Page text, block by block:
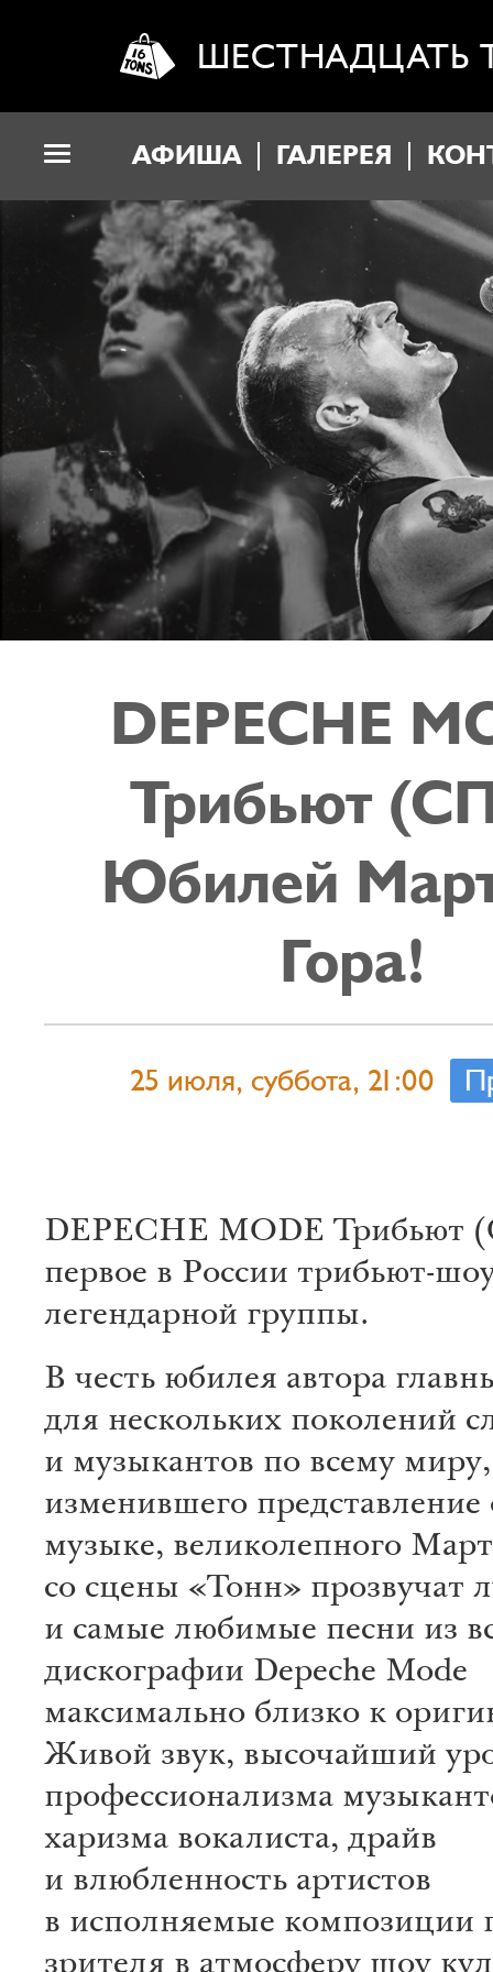
ШЕСТНАДЦАТЬ
АФИША ГАЛЕРЕЯ
DEPECHE
Трибьют
Юбилей
Гора!
25 июля, суббота, 21:00
DEPECHE MODE Трибьют
первое в России трибьют-
легендарной группы.
В честь юбилея автора
для нескольких поколений
и музыкантов по всему миру,
изменившего представление
музыке, великолепного
со сцены «Тонн» прозвучат
и самые любимые песни из
дискографии Depeche Mode
максимально близко к
Живой звук, высочайший
профессионализма
харизма вокалиста, драйв
и влюбленность артистов
в исполняемые композиции